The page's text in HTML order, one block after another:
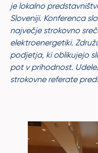
je lokalno
Sloveniji. Konferenca
največje strokovno
elektroenergetiki.
podjetja, ki oblikujejo
pot v prihodnost.
strokovne referate